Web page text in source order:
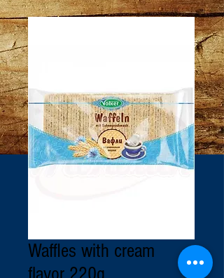
Waffles with cream